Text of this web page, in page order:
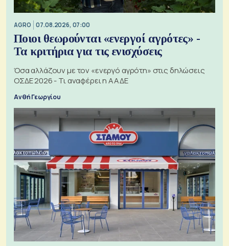
AGRO 07.08.2026, 07:00
Ποιοι θεωρούνται «ενεργοί αγρότες» -
Τα κριτήρια για τις ενισχύσεις
Όσα αλλάζουν με τον «ενεργό αγρότη» στις δηλώσεις
ΟΣΔΕ 2026 - Τι αναφέρει η ΑΑΔΕ
Ανθή Γεωργίου